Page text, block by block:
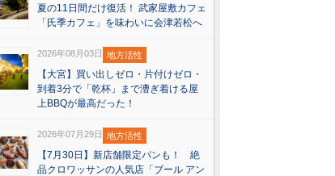
夏の11日間だけ復活！ 武家屋敷カフェ
「氏季カフェ」を味わいに会津若松へ
2026年08月03日 地方活性
【大宮】買い出しゼロ・片付けゼロ・
到着3分で「乾杯」まで漕ぎ着ける屋
上BBQが最高だった！
2026年07月29日 地方活性
【7月30日】新店舗限定パンも！ 絶
品クロワッサンの人気店「ブール アン